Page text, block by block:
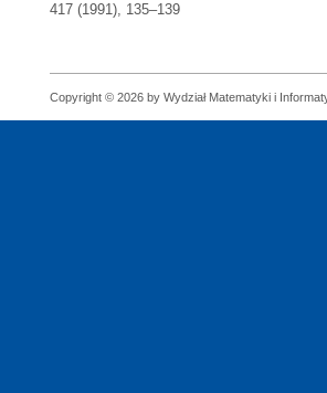
417 (1991), 135–139
Copyright © 2026 by Wydział Matematyki i